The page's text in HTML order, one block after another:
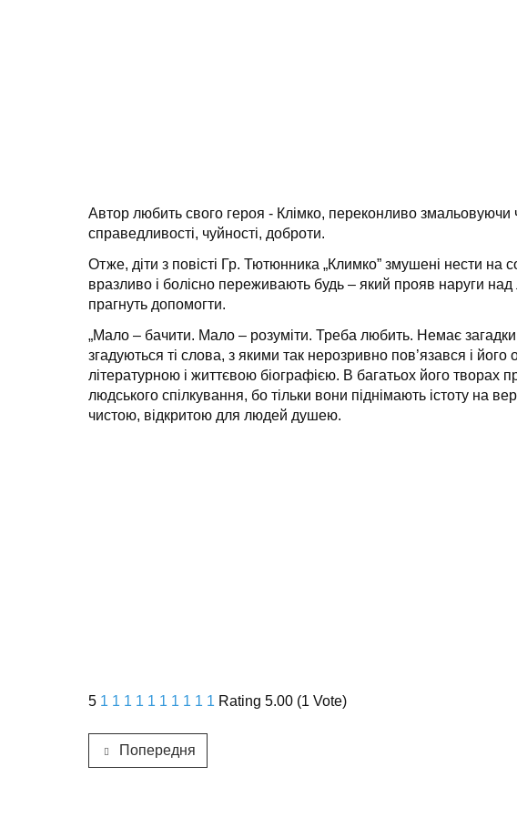
Автор любить свого героя - Клімко, переконливо змальовуючи
справедливості, чуйності, доброти.
Отже, діти з повісті Гр. Тютюнника „Климко” змушені нести
вразливо і болісно переживають будь – який прояв наруги
прагнуть допомогти.
„Мало – бачити. Мало – розуміти. Треба любить. Немає загадки
згадуються ті слова, з якими так нерозривно пов’язався і
літературною і життєвою біографією. В багатьох його
людського спілкування, бо тільки вони піднімають істоту на
чистою, відкритою для людей душею.
5 1 1 1 1 1 1 1 1 1 1 Rating 5.00 (1 Vote)
Попередня